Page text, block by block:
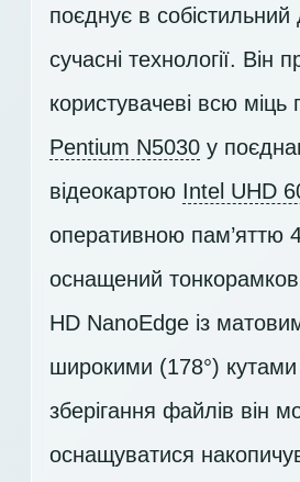
поєднує в собістильний
сучасні технології. Він
користувачеві всю міць
Pentium N5030 у
відеокартою Intel UHD
оперативною пам’яттю
оснащений
HD NanoEdge із
широкими (178°)
зберігання файлів він
оснащуватися